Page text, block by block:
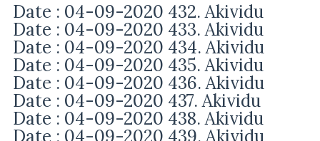
Date : 04-09-2020 432. Akividu
Date : 04-09-2020 433. Akividu
Date : 04-09-2020 434. Akividu
Date : 04-09-2020 435. Akividu
Date : 04-09-2020 436. Akividu
Date : 04-09-2020 437. Akividu
Date : 04-09-2020 438. Akividu
Date : 04-09-2020 439. Akividu